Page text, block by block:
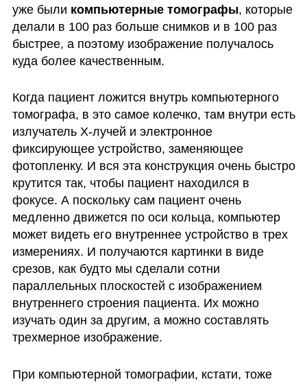
уже были компьютерные томографы, которые
делали в 100 раз больше снимков и в 100 раз
быстрее, а поэтому изображение получалось
куда более качественным.
Когда пациент ложится внутрь компьютерного
томографа, в это самое колечко, там внутри есть
излучатель Х-лучей и электронное
фиксирующее устройство, заменяющее
фотопленку. И вся эта конструкция очень быстро
крутится так, чтобы пациент находился в
фокусе. А поскольку сам пациент очень
медленно движется по оси кольца, компьютер
может видеть его внутреннее устройство в трех
измерениях. И получаются картинки в виде
срезов, как будто мы сделали сотни
параллельных плоскостей с изображением
внутреннего строения пациента. Их можно
изучать один за другим, а можно составлять
трехмерное изображение.
При компьютерной томографии, кстати, тоже